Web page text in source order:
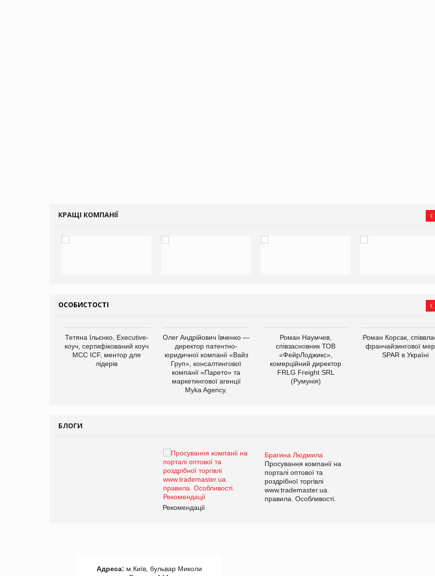
КРАЩІ КОМПАНІЇ
ОСОБИСТОСТІ
Тетяна Ільєнко, Executive-
коуч, сертифікований коуч
МСС ICF, ментор для
лідерів
Олег Андрійович Івченко —
директор патентно-
юридичної компанії «Вайз
Груп», консалтингової
компанії «Парето» та
маркетингової агенції
Myka Agency.
Роман Наумчев,
співзасновник ТОВ
«ФейрЛоджикс»,
комерційний директор
FRLG Freight SRL
(Румунія)
Роман Корсак,
франчайзингової
SPAR в Україні
БЛОГИ
Брагина Людмила
Просування компанії на
порталі оптової та
роздрібної торгівлі
www.trademaster.ua.
правила. Особливості.
Рекомендації
Адреса: м.Київ, бульвар Миколи